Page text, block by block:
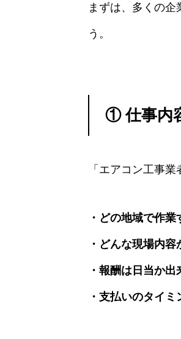
まずは、多くの企
う。
① 仕事内
「エアコン工事
・どの地域で作業
・どんな現場内容
・報酬は日当か出
・支払いのタイミ